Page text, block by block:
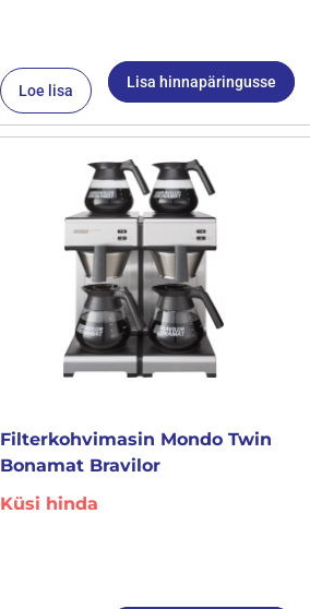
Loe lisa Lisa hinnapäringusse
Filterkohvimasin Mondo Twin
Bonamat Bravilor
Küsi hinda